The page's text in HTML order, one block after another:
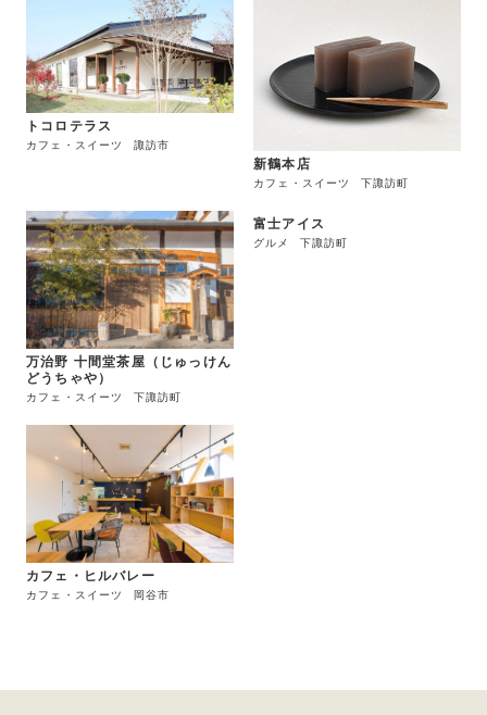
トコロテラス
カフェ・スイーツ 諏訪市
新鶴本店
カフェ・スイーツ 下諏訪町
万治野 十間堂茶屋（じゅっけん
どうちゃや）
カフェ・スイーツ 下諏訪町
富士アイス
グルメ 下諏訪町
カフェ・ヒルバレー
カフェ・スイーツ 岡谷市